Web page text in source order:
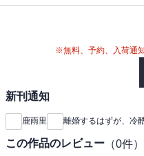
※無料、予約、入荷通
新刊通知
鹿雨里 離婚するはずが、冷
この作品のレビュー （0件）